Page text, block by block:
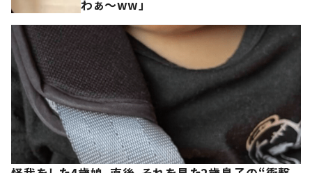
わぁ～ww」